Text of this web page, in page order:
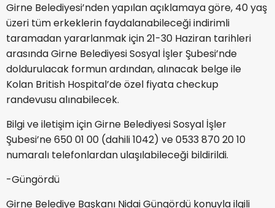
Girne Belediyesi’nden yapılan açıklamaya göre, 40 yaş
üzeri tüm erkeklerin faydalanabileceği indirimli
taramadan yararlanmak için 21-30 Haziran tarihleri
arasında Girne Belediyesi Sosyal İşler Şubesi’nde
doldurulacak formun ardından, alınacak belge ile
Kolan British Hospital’de özel fiyata checkup
randevusu alınabilecek.
Bilgi ve iletişim için Girne Belediyesi Sosyal İşler
Şubesi’ne 650 01 00 (dahili 1042) ve 0533 870 20 10
numaralı telefonlardan ulaşılabileceği bildirildi.
-Güngördü
Girne Belediye Başkanı Nidai Güngördü konuyla ilgili